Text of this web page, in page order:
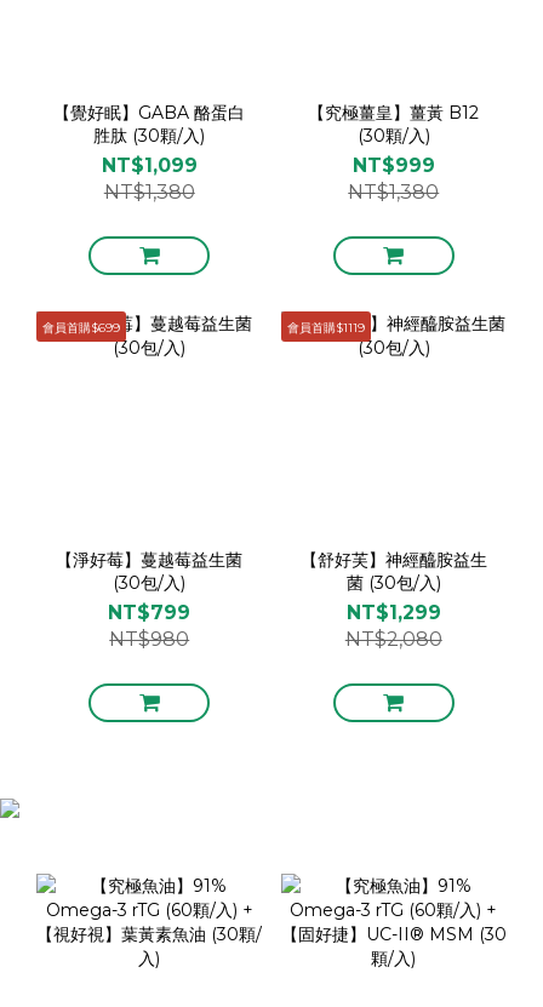
【覺好眠】GABA 酪蛋白
胜肽 (30顆/入)
NT$1,099
NT$1,380
【究極薑皇】薑黃 B12
(30顆/入)
NT$999
NT$1,380
會員首購$699
【淨好莓】蔓越莓益生菌
(30包/入)
NT$799
NT$980
會員首購$1119
【舒好芙】神經醯胺益生
菌 (30包/入)
NT$1,299
NT$2,080